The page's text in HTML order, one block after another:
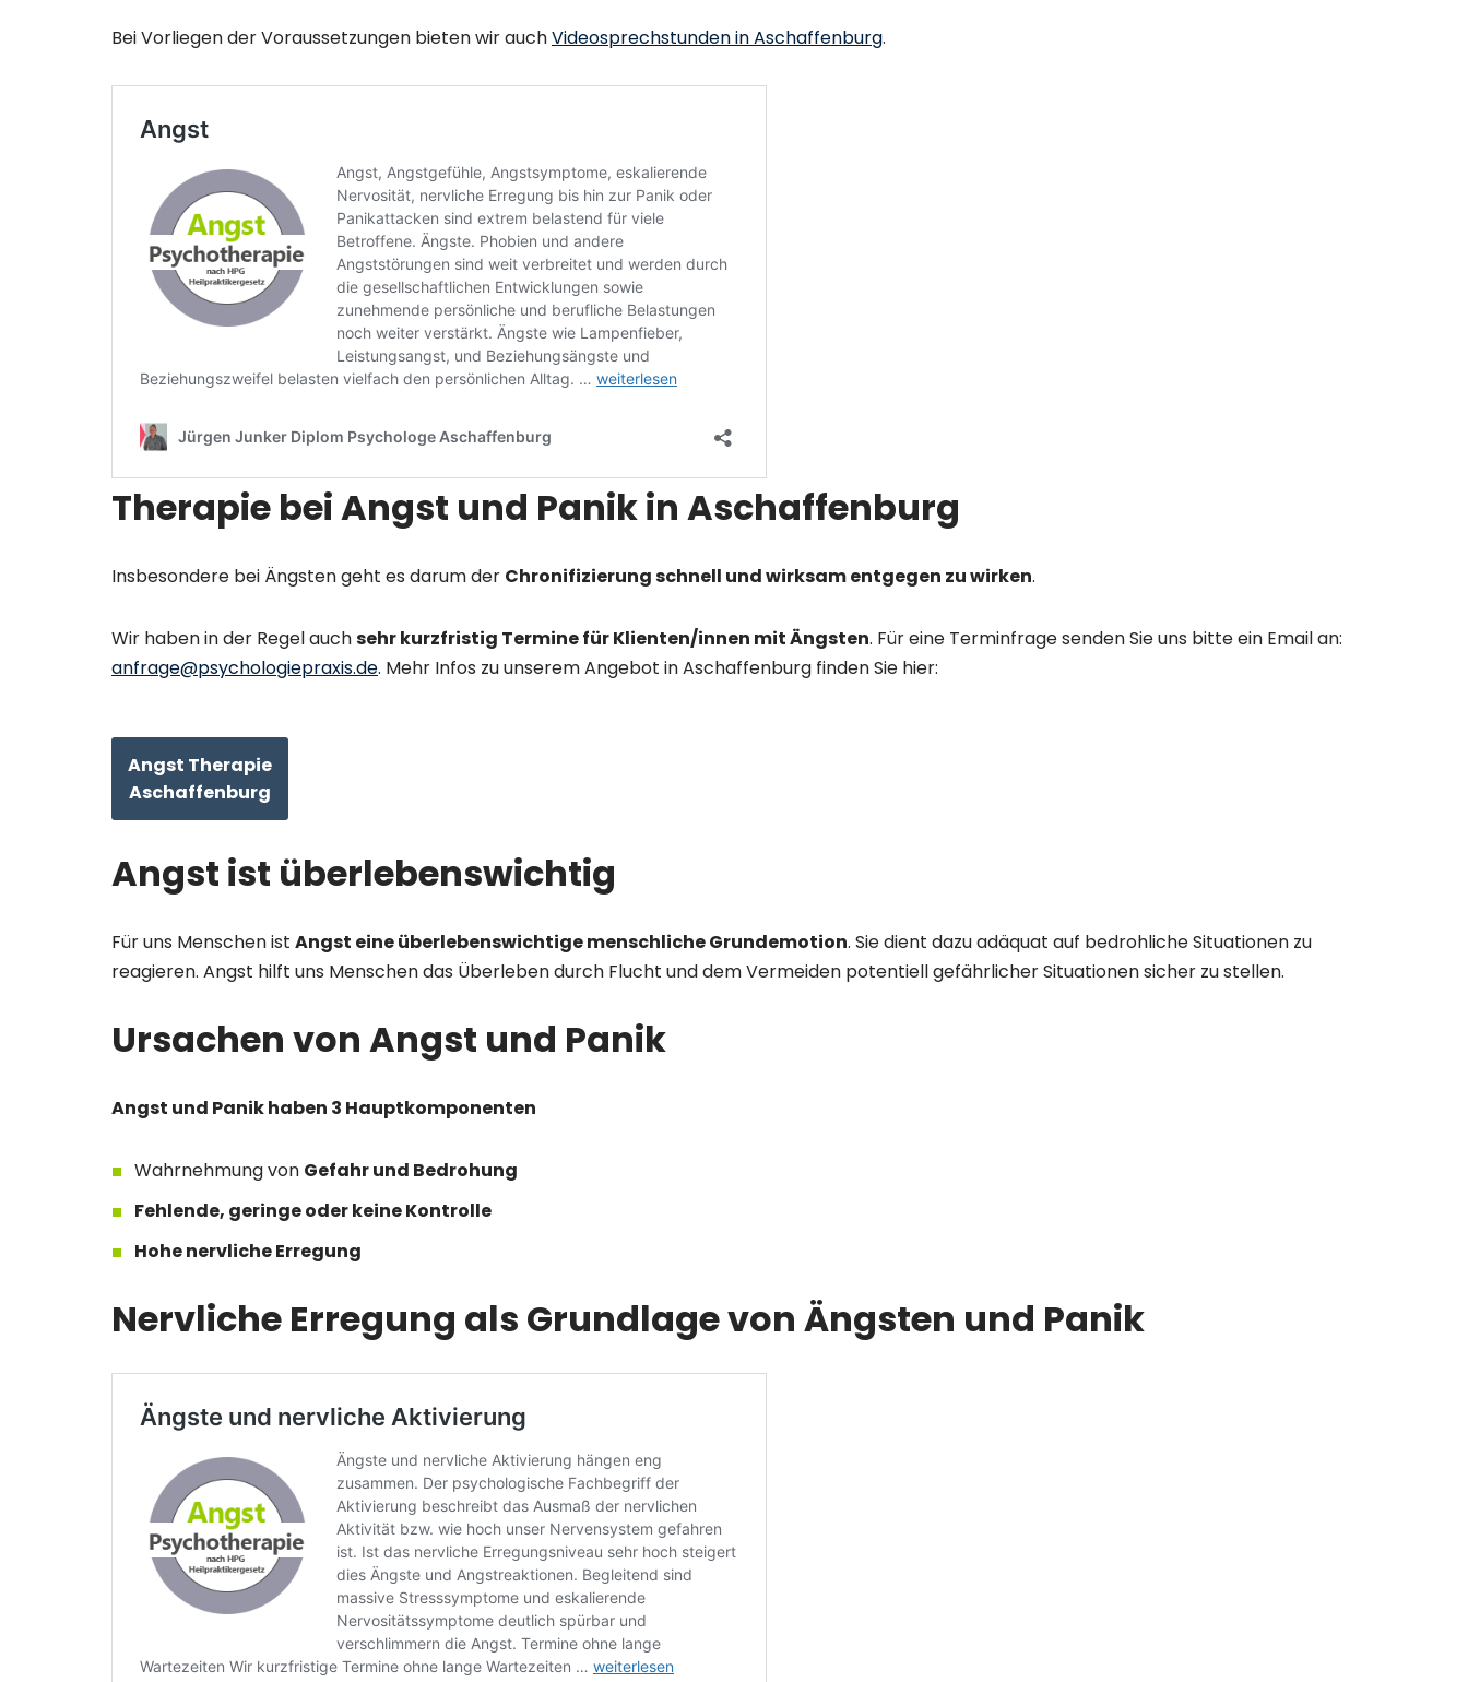
Bei Vorliegen der Voraussetzungen bieten wir auchVideosprechstunden in Aschaffenburg.
Therapie bei Angst und Panik in Aschaffenburg
Insbesondere bei Ängsten geht es darum der Chronifizierung schnell und wirksam entgegen zu wirken.
Wir haben in der Regel auchsehr kurzfristig Termine für Klienten/innen mit Ängsten. Für eine Terminfrage senden Sie uns bitte ein Email an:
anfrage@psychologiepraxis.de. Mehr Infos zu unserem Angebot in Aschaffenburg finden Sie hier:
Angst Therapie
Aschaffenburg
Angst ist überlebenswichtig
Für uns Menschen ist Angst eine überlebenswichtige menschliche Grundemotion. Sie dient dazu adäquat auf bedrohliche Situationen zu
reagieren. Angst hilft uns Menschen das Überleben durch Flucht und dem Vermeiden potentiell gefährlicher Situationen sicher zu stellen.
Ursachen von Angst und Panik
Angst und Panik haben 3 Hauptkomponenten
Wahrnehmung von Gefahr und Bedrohung
Fehlende, geringe oder keine Kontrolle
Hohe nervliche Erregung
Nervliche Erregung als Grundlage von Ängsten und Panik